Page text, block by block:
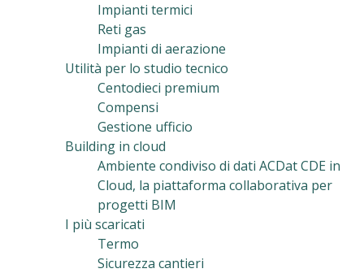
Impianti termici
Reti gas
Impianti di aerazione
Utilità per lo studio tecnico
Centodieci premium
Compensi
Gestione ufficio
Building in cloud
Ambiente condiviso di dati ACDat CDE in
Cloud, la piattaforma collaborativa per
progetti BIM
I più scaricati
Termo
Sicurezza cantieri